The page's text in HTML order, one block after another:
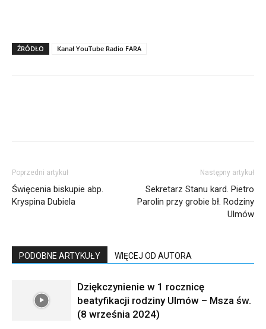
ŹRÓDŁO Kanał YouTube Radio FARA
Poprzedni artykuł
Święcenia biskupie abp.
Kryspina Dubiela
Następny artykuł
Sekretarz Stanu kard. Pietro
Parolin przy grobie bł. Rodziny
Ulmów
PODOBNE ARTYKUŁY WIĘCEJ OD AUTORA
Dziękczynienie w 1 rocznicę
beatyfikacji rodziny Ulmów – Msza św.
(8 września 2024)